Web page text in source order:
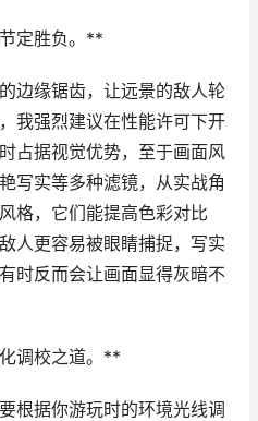
定胜负。**
边缘锯齿，让远景的敌人轮
我强烈建议在性能许可下开
占据视觉优势，至于画面风
写实等多种滤镜，从实战角
格，它们能提高色彩对比
人更容易被眼睛捕捉，写实
时反而会让画面显得灰暗不
调校之道。**
根据你游玩时的环境光线调